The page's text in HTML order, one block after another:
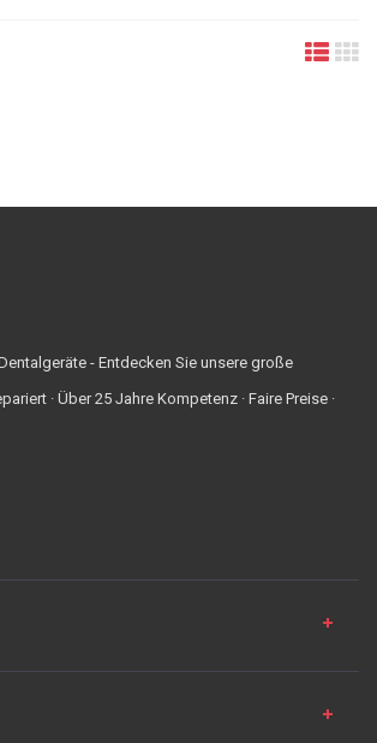
- Entdecken Sie unsere große
· Über 25 Jahre Kompetenz · Faire Preise ·